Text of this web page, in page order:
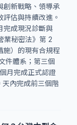
創新戰略、領導承
估與持續改進。
完成現況診斷與
業秘密法》第 2
施）的現有合規程
件體系；第三個
月完成正式認證
內完成前三個階